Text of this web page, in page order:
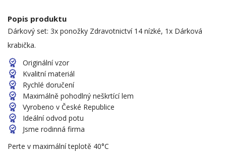
Popis produktu
Dárkový set: 3x ponožky Zdravotnictví 14 nízké, 1x Dárková
krabička.
Originální vzor
Kvalitní materiál
Rychlé doručení
Maximálně pohodlný neškrtící lem
Vyrobeno v České Republice
Ideální odvod potu
Jsme rodinná firma
Perte v maximální teplotě 40°C